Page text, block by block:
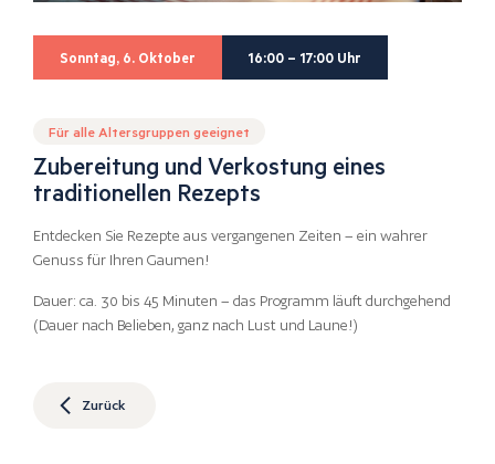
Sonntag, 6. Oktober 16:00 – 17:00 Uhr
Für alle Altersgruppen geeignet
Zubereitung und Verkostung eines
traditionellen Rezepts
Entdecken Sie Rezepte aus vergangenen Zeiten – ein wahrer
Genuss für Ihren Gaumen!
Dauer: ca. 30 bis 45 Minuten – das Programm läuft durchgehend
(Dauer nach Belieben, ganz nach Lust und Laune!)
Zurück